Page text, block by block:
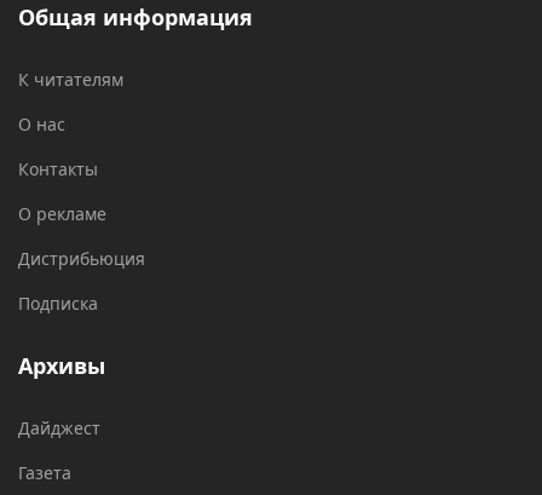
Общая информация
К читателям
О нас
Контакты
О рекламе
Дистрибьюция
Подписка
Архивы
Дайджест
Газета